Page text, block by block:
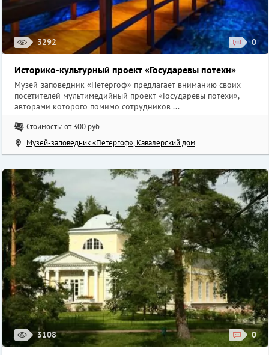
3292 0
Историко-культурный проект «Государевы потехи»
Музей-заповедник «Петергоф» предлагает вниманию своих
посетителей мультимедийный проект «Государевы потехи»,
авторами которого помимо сотрудников ...
Стоимость: от 300 руб
Музей-заповедник «Петергоф», Кавалерский дом
3108 0